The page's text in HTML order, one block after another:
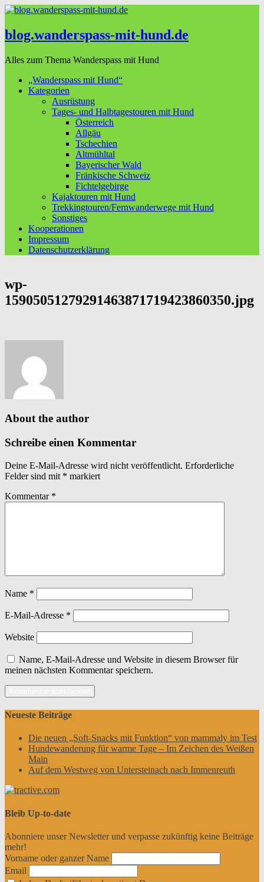
blog.wanderspass-mit-hund.de
Alles zum Thema Wanderspass mit Hund
„Wanderspass mit Hund“
Kategorien
Ausrüstung
Tages- und Halbtagestouren mit Hund
Österreich
Allgäu
Tschechien
Altmühltal
Bayerischer Wald
Fränkische Schweiz
Fichtelgebirge
Kajaktouren mit Hund
Trekkingtouren/Fernwanderwege mit Hund
Sonstiges
Kooperationen
Impressum
Datenschutzerklärung
wp-
15905051279291463871719423860350.jpg
About the author
Schreibe einen Kommentar
Deine E-Mail-Adresse wird nicht veröffentlicht. Erforderliche
Felder sind mit * markiert
Kommentar *
Name *
E-Mail-Adresse *
Website
Name, E-Mail-Adresse und Website in diesem Browser für
meinen nächsten Kommentar speichern.
Neueste Beiträge
Die neuen „Soft-Snacks mit Funktion“ von mammaly im Test
Hundewanderung für warme Tage – Im Zeichen des Weißen
Main
Auf dem Westweg von Untersteinach nach Immenreuth
Bleib Up-to-date
Abonniere unser Newsletter und verpasse zukünftig keine Beiträge
mehr!
Vorname oder ganzer Name
Email